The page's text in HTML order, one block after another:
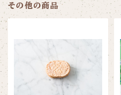
その他の商品